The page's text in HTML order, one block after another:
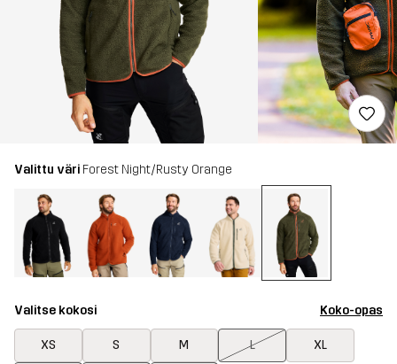
Valittu väri Forest Night/Rusty Orange
Valitse kokosi Koko-opas
XS S M L XL